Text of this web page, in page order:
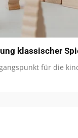
klassischer
für die